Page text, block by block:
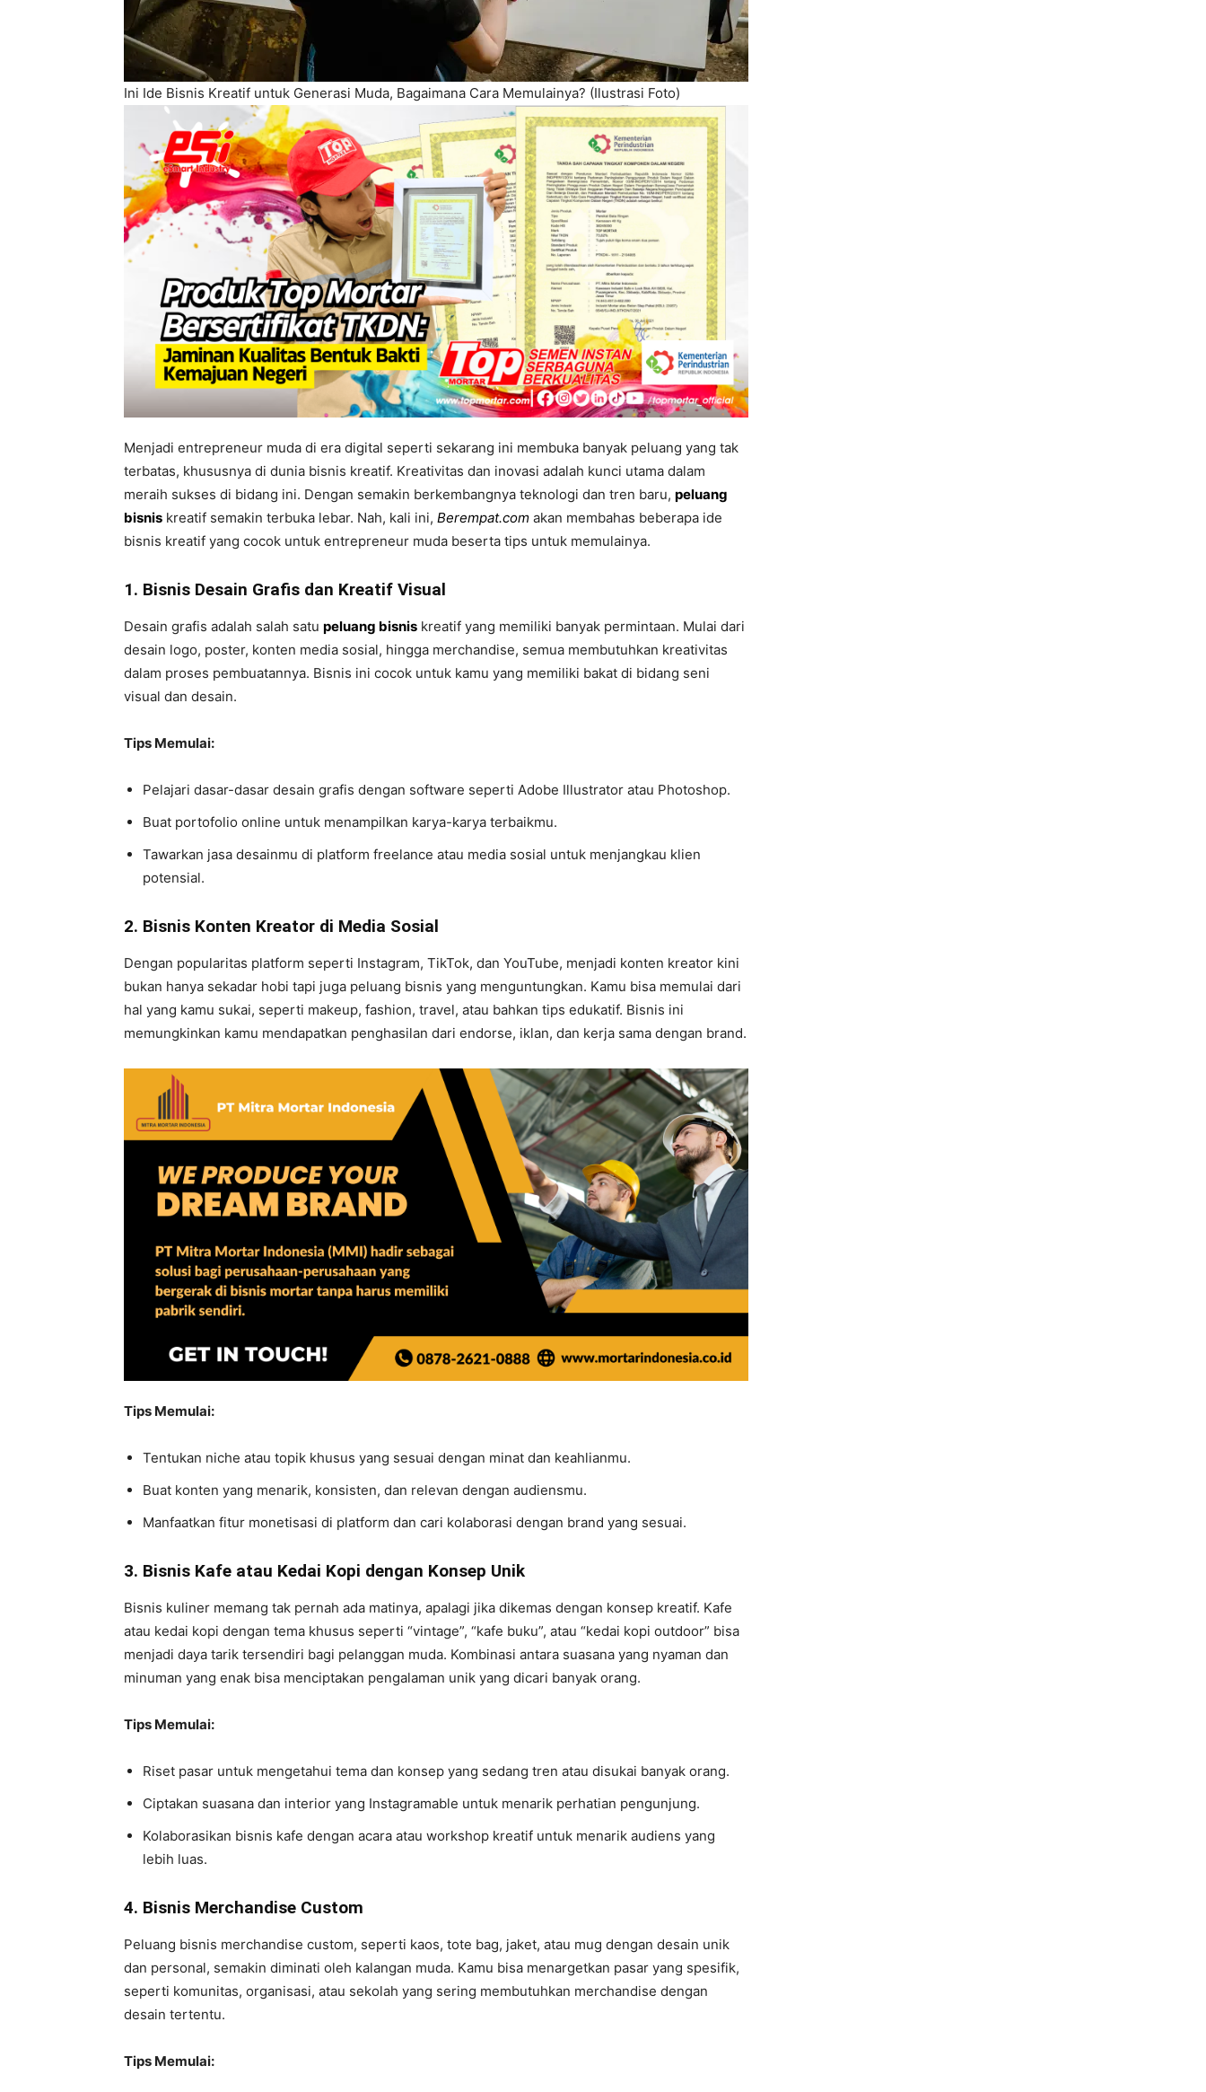
Ini Ide Bisnis Kreatif untuk Generasi Muda, Bagaimana Cara Memulainya? (Ilustrasi Foto)
Menjadi entrepreneur muda di era digital seperti sekarang ini membuka banyak peluang yang tak
terbatas, khususnya di dunia bisnis kreatif. Kreativitas dan inovasi adalah kunci utama dalam
meraih sukses di bidang ini. Dengan semakin berkembangnya teknologi dan tren baru, peluang
bisnis kreatif semakin terbuka lebar. Nah, kali ini, Berempat.com akan membahas beberapa ide
bisnis kreatif yang cocok untuk entrepreneur muda beserta tips untuk memulainya.
1. Bisnis Desain Grafis dan Kreatif Visual
Desain grafis adalah salah satu peluang bisnis kreatif yang memiliki banyak permintaan. Mulai dari
desain logo, poster, konten media sosial, hingga merchandise, semua membutuhkan kreativitas
dalam proses pembuatannya. Bisnis ini cocok untuk kamu yang memiliki bakat di bidang seni
visual dan desain.
Tips Memulai:
Pelajari dasar-dasar desain grafis dengan software seperti Adobe Illustrator atau Photoshop.
Buat portofolio online untuk menampilkan karya-karya terbaikmu.
Tawarkan jasa desainmu di platform freelance atau media sosial untuk menjangkau klien
potensial.
2. Bisnis Konten Kreator di Media Sosial
Dengan popularitas platform seperti Instagram, TikTok, dan YouTube, menjadi konten kreator kini
bukan hanya sekadar hobi tapi juga peluang bisnis yang menguntungkan. Kamu bisa memulai dari
hal yang kamu sukai, seperti makeup, fashion, travel, atau bahkan tips edukatif. Bisnis ini
memungkinkan kamu mendapatkan penghasilan dari endorse, iklan, dan kerja sama dengan brand.
Tips Memulai:
Tentukan niche atau topik khusus yang sesuai dengan minat dan keahlianmu.
Buat konten yang menarik, konsisten, dan relevan dengan audiensmu.
Manfaatkan fitur monetisasi di platform dan cari kolaborasi dengan brand yang sesuai.
3. Bisnis Kafe atau Kedai Kopi dengan Konsep Unik
Bisnis kuliner memang tak pernah ada matinya, apalagi jika dikemas dengan konsep kreatif. Kafe
atau kedai kopi dengan tema khusus seperti “vintage”, “kafe buku”, atau “kedai kopi outdoor” bisa
menjadi daya tarik tersendiri bagi pelanggan muda. Kombinasi antara suasana yang nyaman dan
minuman yang enak bisa menciptakan pengalaman unik yang dicari banyak orang.
Tips Memulai:
Riset pasar untuk mengetahui tema dan konsep yang sedang tren atau disukai banyak orang.
Ciptakan suasana dan interior yang Instagramable untuk menarik perhatian pengunjung.
Kolaborasikan bisnis kafe dengan acara atau workshop kreatif untuk menarik audiens yang
lebih luas.
4. Bisnis Merchandise Custom
Peluang bisnis merchandise custom, seperti kaos, tote bag, jaket, atau mug dengan desain unik
dan personal, semakin diminati oleh kalangan muda. Kamu bisa menargetkan pasar yang spesifik,
seperti komunitas, organisasi, atau sekolah yang sering membutuhkan merchandise dengan
desain tertentu.
Tips Memulai: